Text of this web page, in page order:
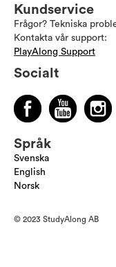
Kundservice
Frågor? Tekniska
Kontakta vår support:
PlayAlong Support
Socialt
Språk
Svenska
English
Norsk
© 2023 StudyAlong AB